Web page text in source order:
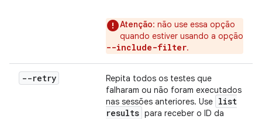
Atenção: não use essa opção
quando estiver usando a opção
--include-filter.
--retry
Repita todos os testes que
falharam ou não foram executados
nas sessões anteriores. Use list
results para receber o ID da